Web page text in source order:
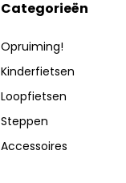
Categorieën
Opruiming!
Kinderfietsen
Loopfietsen
Steppen
Accessoires